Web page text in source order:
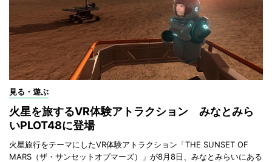
見る・遊ぶ
火星を旅するVR体験アトラクション みなとみら
いPLOT48に登場
火星旅行をテーマにしたVR体験アトラクション「THE SUNSET OF
MARS（ザ・サンセットオブマーズ）」が8月8日、みなとみらいにある